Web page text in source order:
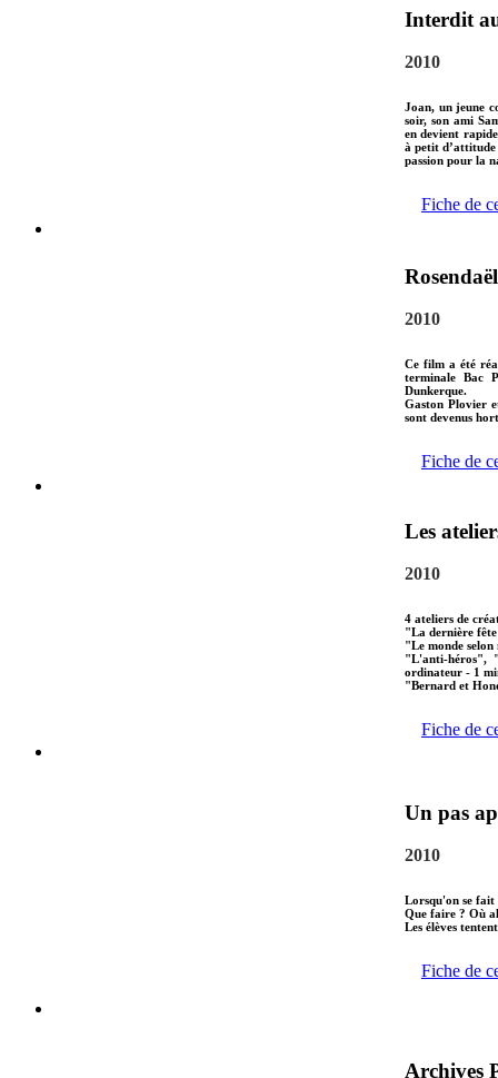
Interdit
2010
Joan, un jeune
soir, son ami
en devient
à petit d’attitude
passion pour la
Fiche de
2010
Ce film a été
terminale Bac
Dunkerque.
Gaston Plovier
sont devenus
Fiche de
Les
2010
4 ateliers de
"La dernière
"Le monde
"L'anti-héros",
ordinateur - 1
"Bernard et
Fiche de
Un pas
2010
Lorsqu'on se fait
Que faire ? Où
Les élèves
Fiche de
Archives